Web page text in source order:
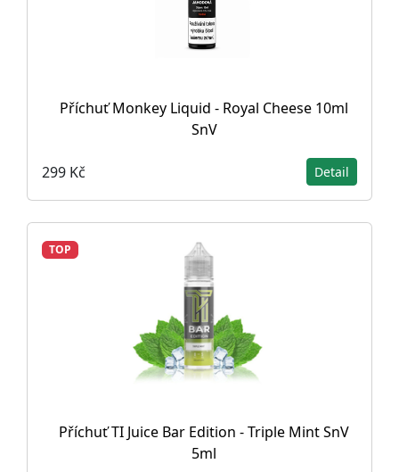
Příchuť Monkey Liquid - Royal Cheese 10ml
SnV
299 Kč Detail
TOP
Příchuť TI Juice Bar Edition - Triple Mint SnV
5ml